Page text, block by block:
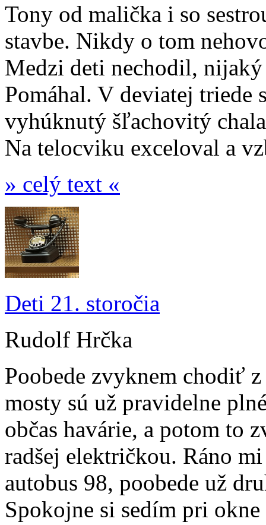
Tony od malička i so
stavbe. Nikdy o tom
Medzi deti nechodil,
Pomáhal. V deviatej triede
vyhúknutý šľachovitý
Na telocviku exceloval a
» celý text «
Deti 21. storočia
Rudolf Hrčka
Poobede zvyknem chodiť
mosty sú už pravidelne
občas havárie, a potom to
radšej električkou. Ráno
autobus 98, poobede už
Spokojne si sedím pri